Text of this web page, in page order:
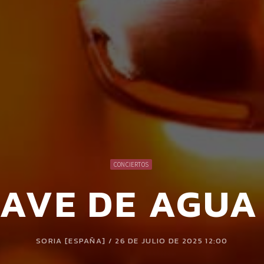
CONCIERTOS
DE
SORIA [ESPAÑA] / 26 DE JULIO DE 2025 12:00